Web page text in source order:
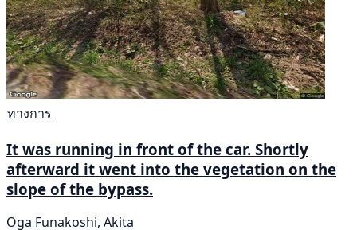
ทางการ
It was running in front of the car. Shortly
afterward it went into the vegetation on the
slope of the bypass.
Oga Funakoshi, Akita